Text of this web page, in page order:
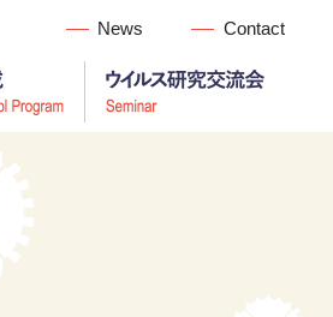
News Contact